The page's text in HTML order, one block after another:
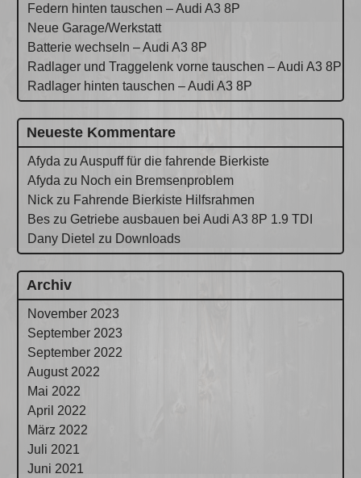
Federn hinten tauschen – Audi A3 8P
Neue Garage/Werkstatt
Batterie wechseln – Audi A3 8P
Radlager und Traggelenk vorne tauschen – Audi A3 8P
Radlager hinten tauschen – Audi A3 8P
Neueste Kommentare
Afyda zuAuspuff für die fahrende Bierkiste
Afyda zu Noch ein Bremsenproblem
Nick zu Fahrende Bierkiste Hilfsrahmen
Bes zuGetriebe ausbauen bei Audi A3 8P 1.9 TDI
Dany Dietel zu Downloads
Archiv
November 2023
September 2023
September 2022
August 2022
Mai 2022
April 2022
März 2022
Juli 2021
Juni 2021